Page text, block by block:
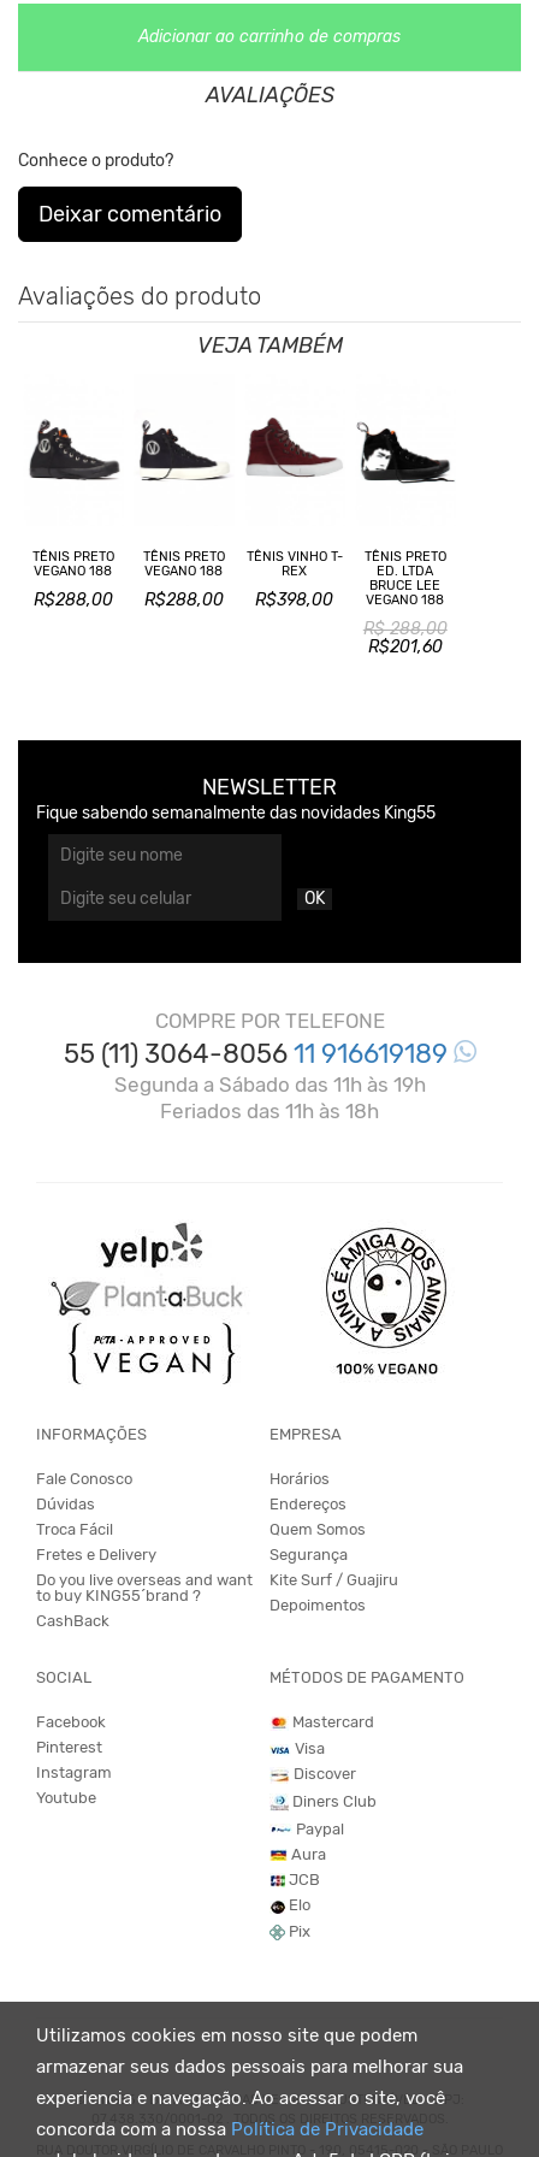
origem animal. Além disso, sustentabilidade é algo queestá no
DNA da marca desde sua fundação.
Veja abaixo tabela de tamanhos comparados a numerçao
Adicionar ao carrinho de compras
AVALIAÇÕES
Conhece o produto?
Deixar comentário
Avaliações do produto
VEJA TAMBÉM
TÊNIS PRETO
VEGANO 188
R$288,00
TÊNIS PRETO
VEGANO 188
R$288,00
TÊNIS VINHO T-
REX
R$398,00
TÊNIS PRETO
ED. LTDA
BRUCE LEE
VEGANO 188
R$ 288,00
R$201,60
Utilizamos cookies em nosso site que podem
armazenar seus dados pessoais para melhorar sua
experiencia e navegação. Ao acessar o site, você
concorda com a nossa Política de Privacidade
NEWSLETTER
Fique sabendo semanalmente das novidades King55
OK
COMPRE POR TELEFONE
55 (11) 3064-805611 916619189
Segunda a Sábado das 11h às 19h
Feriados das 11h às 18h
INFORMAÇÕES
Fale Conosco
Dúvidas
Troca Fácil
Fretes e Delivery
Do you live overseas and want
to buy KING55´brand ?
CashBack
EMPRESA
Horários
Endereços
Quem Somos
Segurança
Kite Surf / Guajiru
Depoimentos
SOCIAL
Facebook
Pinterest
Instagram
Youtube
MÉTODOS DE PAGAMENTO
Mastercard
Visa
Discover
Diners Club
Paypal
Aura
JCB
Elo
Pix
© KING55 - LOJA DE ROUPAS VEGANO E SUSTENTÁVEL. CNPJ:
07.438.330/0001-02 . TODOS OS DIREITOS RESERVADOS.
RUA DOUTOR VIRGÍLIO DE CARVALHO PINTO - 190, 05415-020 - SÃO PAULO